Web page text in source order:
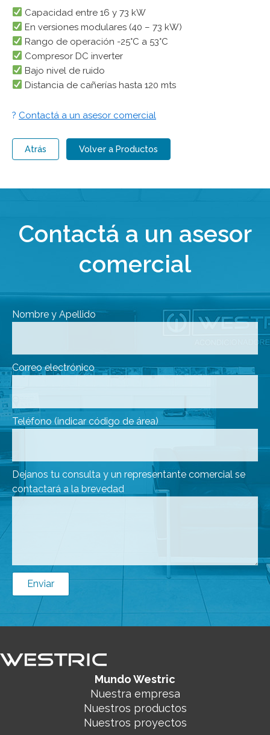
Capacidad entre 16 y 73 kW
En versiones modulares (40 – 73 kW)
Rango de operación -25°C a 53°C
Compresor DC inverter
Bajo nivel de ruido
Distancia de cañerías hasta 120 mts
? Contactá a un asesor comercial
Atrás Volver a Productos
Contactá a un asesor
comercial
Nombre y Apellido
Correo electrónico
Teléfono (indicar código de área)
Dejanos tu consulta y un representante comercial se
contactará a la brevedad
Enviar
Mundo Westric
Nuestra empresa
Nuestros productos
Nuestros proyectos